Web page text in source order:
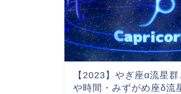
【2023】やぎ座α流星
や時間・みずがめ座δ流